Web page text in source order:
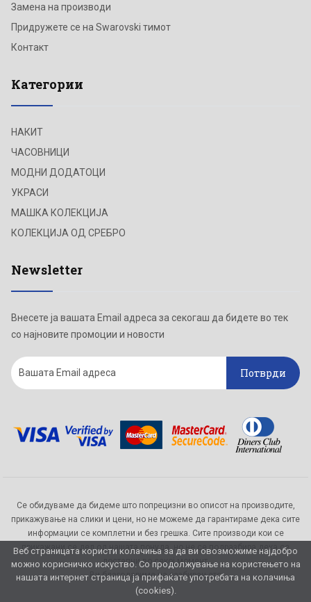
Веб страницата користи колачиња за да ви овозможиме најдобро
можно корисничко искуство. Со продолжување на користењето на
нашата интернет страница ја прифаќате употребата на колачиња
(cookies).
Замена на производи
Придружете се на Swarovski тимот
Контакт
Категории
НАКИТ
ЧАСОВНИЦИ
МОДНИ ДОДАТОЦИ
УКРАСИ
МАШКА КОЛЕКЦИЈА
КОЛЕКЦИЈА ОД СРЕБРО
Newsletter
Внесете ја вашата Email адреса за секогаш да бидете во тек
со најновите промоции и новости
Потврди
Се обидуваме да бидеме што попрецизни во описот на производите,
прикажување на слики и цени, но не можеме да гарантираме дека сите
информации се комплетни и без грешка. Сите производи кои се
прикажани се дел од нашата понуда, но не се подразбира дека се
достапни во секој момент.
Ви благодариме на разбирањето